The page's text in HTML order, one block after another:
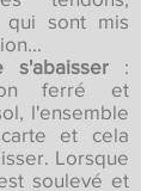
qui sont mis
:
ferré et
l'ensemble
et cela
Lorsque
soulevé et